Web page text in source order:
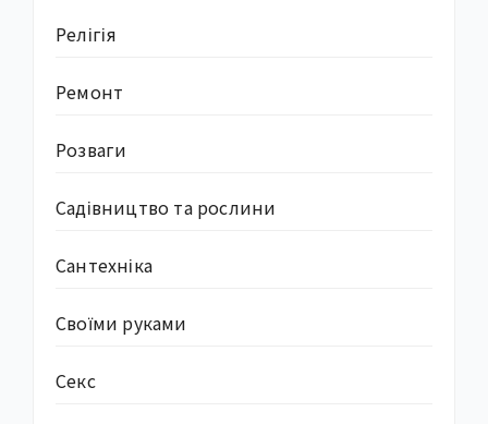
Релігія
Ремонт
Розваги
Садівництво та рослини
Сантехніка
Своїми руками
Секс